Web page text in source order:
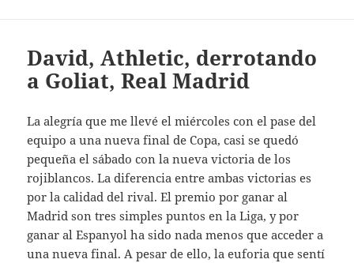
David, Athletic, derrotando
a Goliat, Real Madrid
La alegría que me llevé el miércoles con el pase del
equipo a una nueva final de Copa, casi se quedó
pequeña el sábado con la nueva victoria de los
rojiblancos. La diferencia entre ambas victorias es
por la calidad del rival. El premio por ganar al
Madrid son tres simples puntos en la Liga, y por
ganar al Espanyol ha sido nada menos que acceder a
una nueva final. A pesar de ello, la euforia que sentí